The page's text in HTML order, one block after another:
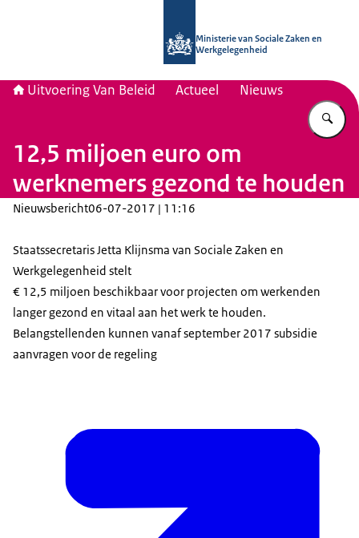
Ministerie van Sociale Zaken en
Werkgelegenheid
Uitvoering Van Beleid Actueel Nieuws
12,5 miljoen euro om
werknemers gezond te houden
Nieuwsbericht06-07-2017 | 11:16
Staatssecretaris Jetta Klijnsma van Sociale Zaken en
Werkgelegenheid stelt
€ 12,5 miljoen beschikbaar voor projecten om werkenden
langer gezond en vitaal aan het werk te houden.
Belangstellenden kunnen vanaf september 2017 subsidie
aanvragen voor de regeling